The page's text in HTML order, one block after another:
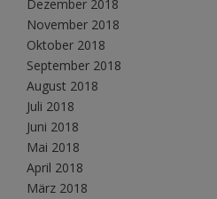
Dezember 2018
November 2018
Oktober 2018
September 2018
August 2018
Juli 2018
Juni 2018
Mai 2018
April 2018
März 2018